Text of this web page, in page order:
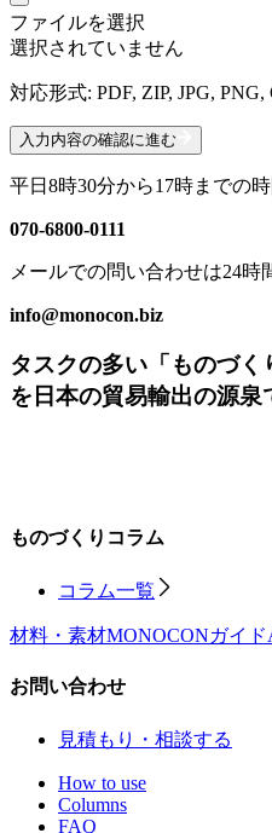
ファイルを選択
選択されていません
対応形式: PDF, ZIP, JPG,
入力内容の確認に進む
平日8時30分から17時までの
070-6800-0111
メールでの問い合わせは24時
info@monocon.biz
タスクの多い「ものづく
を 日本の貿易輸出の源
ものづくりコラム
コラム一覧
材料・素材MONOCONガイド
お問い合わせ
見積もり・相談する
How to use
Columns
FAQ